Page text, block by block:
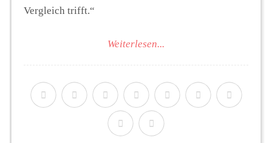
Unterstützen
Vergleich trifft.“
Weiterlesen...